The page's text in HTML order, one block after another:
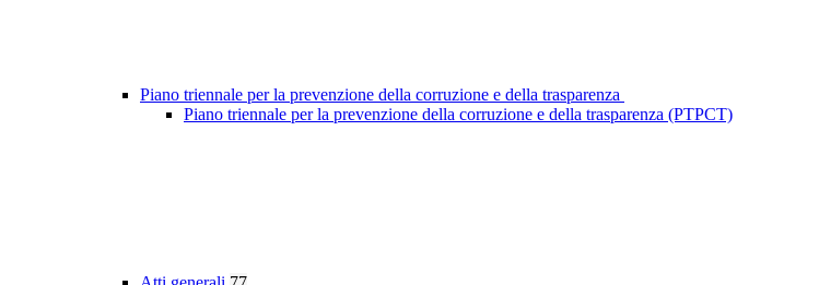
Piano triennale per la prevenzione della corruzione e della trasparenza
Piano triennale per la prevenzione della corruzione e della trasparenza (PTPCT)